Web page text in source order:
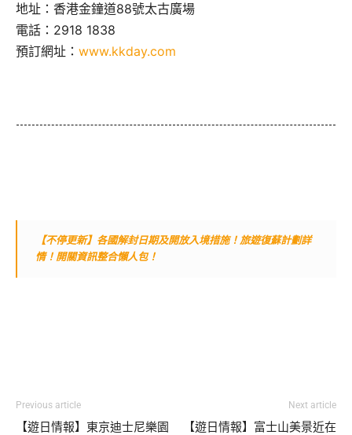
地址：香港金鐘道88號太古廣場
電話：2918 1838
預訂網址： www.kkday.com
【不停更新】各國解封日期及開放入境措施！旅遊復蘇計劃詳
情！開關資訊整合懶人包！
Previous article
【遊日情報】東京迪士尼樂園
Next article
【遊日情報】富士山美景近在